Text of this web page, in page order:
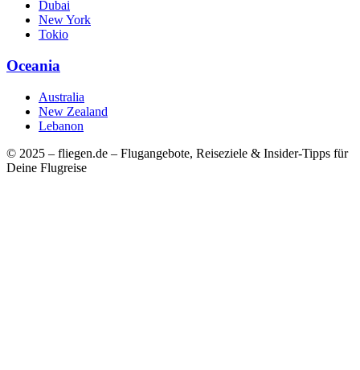
Dubai
New York
Tokio
Oceania
Australia
New Zealand
Lebanon
© 2025 – fliegen.de – Flugangebote, Reiseziele & Insider-Tipps für
Deine Flugreise